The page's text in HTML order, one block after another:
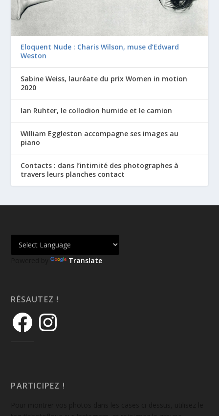
Eloquent Nude : Charis Wilson, muse d’Edward
Weston
Sabine Weiss, lauréate du prix Women in motion
2020
Ian Ruhter, le collodion humide et le camion
William Eggleston accompagne ses images au
piano
Contacts : dans l’intimité des photographes à
travers leurs planches contact
Powered by Translate
RÉSAUTEZ !
PARTICIPEZ !